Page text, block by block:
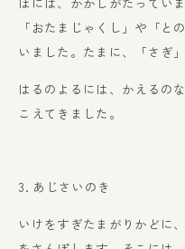
「おたまじゃくし」や「と
いました。たまに、「さぎ
はるのよるには、かえるの
こえてきました。
3. あじさいのき
いけをすぎたまがりかどに